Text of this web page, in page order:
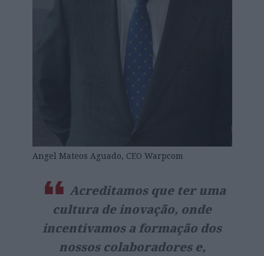
Angel Mateos Aguado, CEO Warpcom
Acreditamos que ter uma
cultura de inovação, onde
incentivamos a formação dos
nossos colaboradores e,